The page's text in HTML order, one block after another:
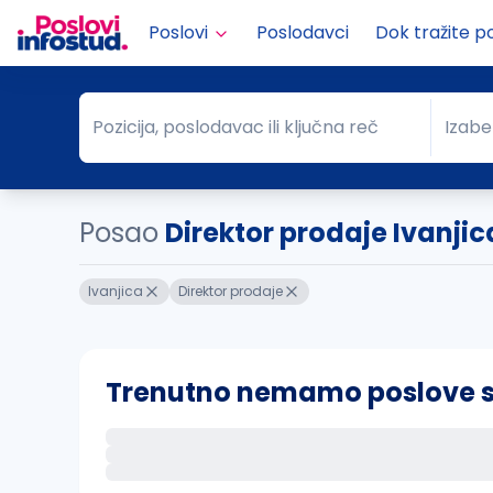
Poslovi Poslodavci Dok tražite
Pozicija, poslodavac ili ključna reč
Pozicija, poslodavac ili ključna reč Grad
Posao Direktor prodaje
Ivanjica Direktor prodaje
Trenutno nemamo poslove